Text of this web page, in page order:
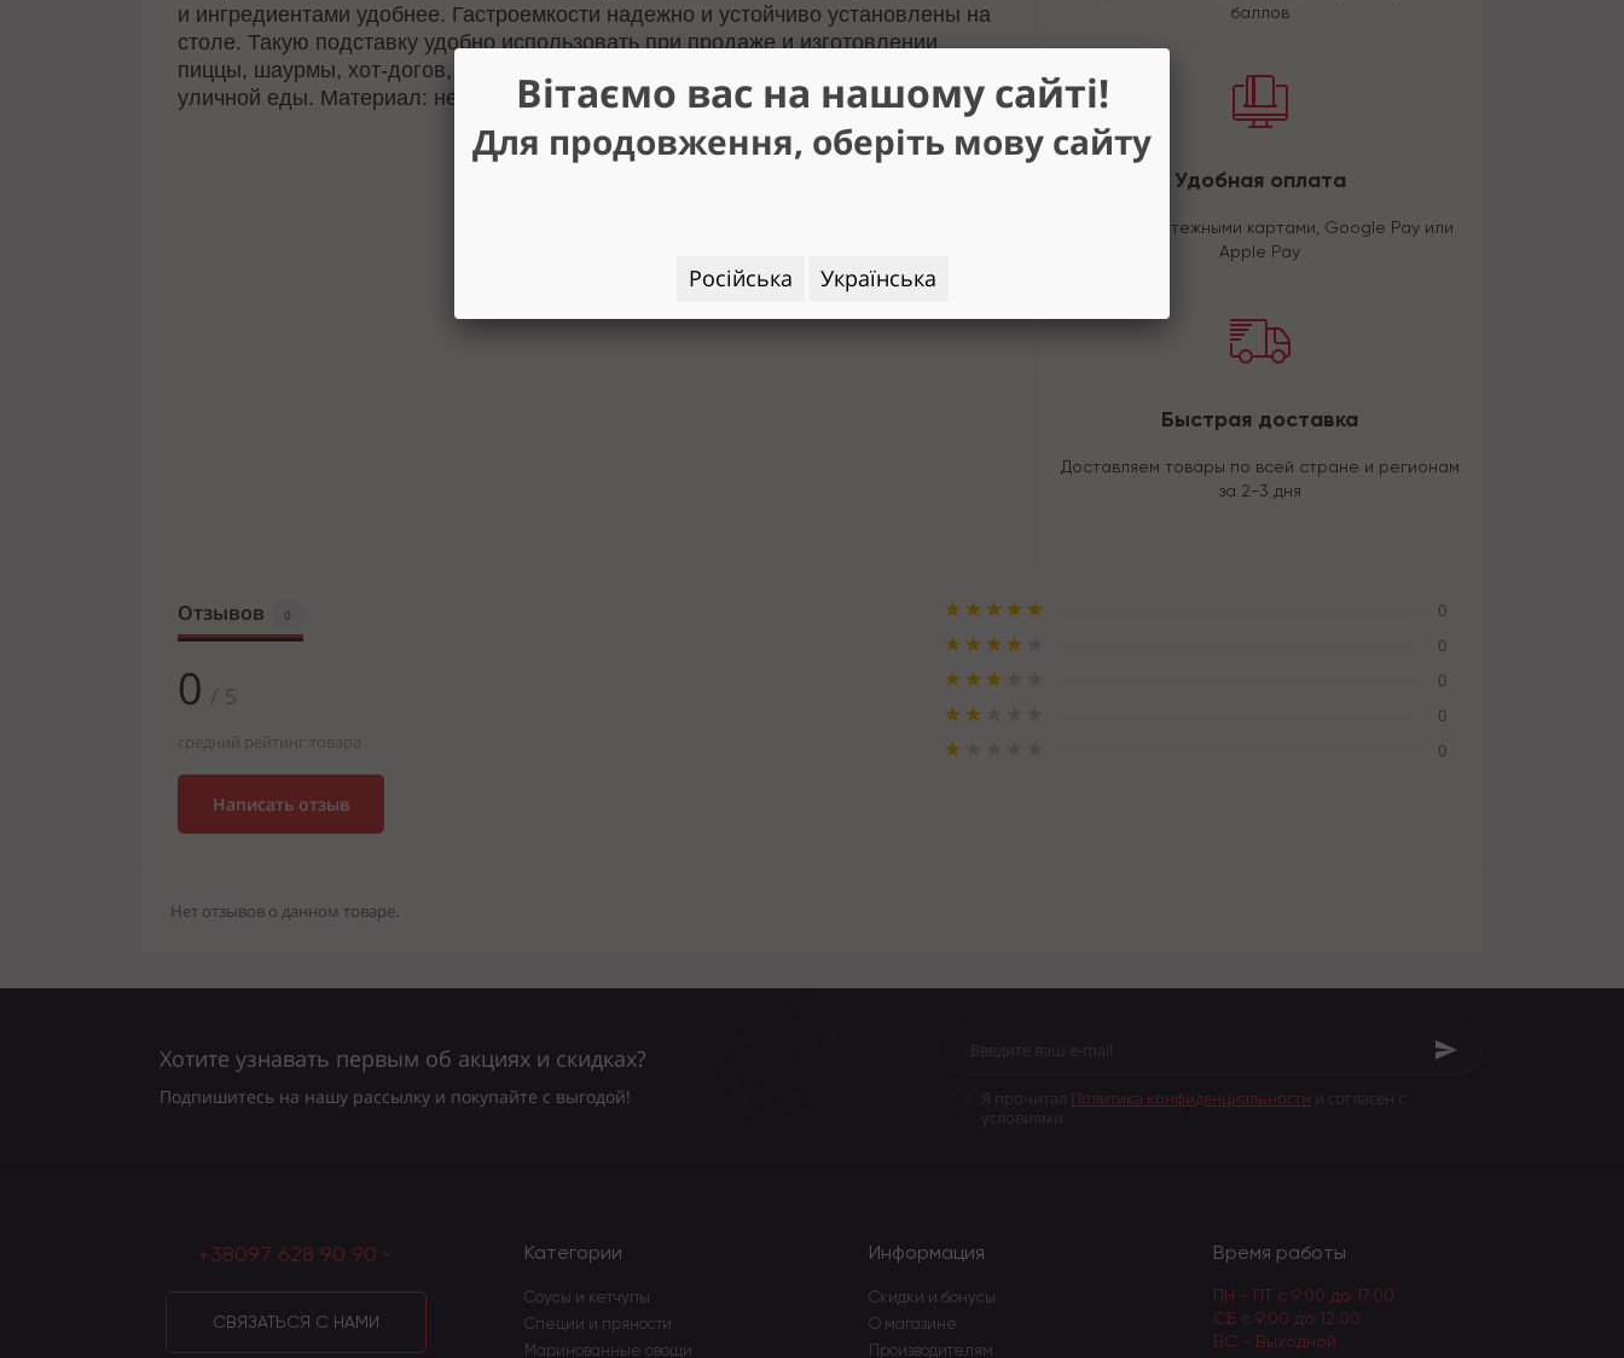
и ингредиентами удобнее. Гастроемкости надежно и устойчиво установлены на
столе. Такую подставку удобно использовать при продаже и изготовлении
пиццы, шаурмы, хот-догов, гамбургеров, мороженого, пончиков и других видов
уличной еды. Материал: нержавеющая сталь. Размер: 100х27 см.
баллов
Удобная оплата
Платите платежными картами, Google Pay или
Apple Pay
Быстрая доставка
Доставляем товары по всей стране и регионам
за 2-3 дня
Отзывов 0
0 / 5
средний рейтинг товара
Написать отзыв
0
0
0
0
0
Нет отзывов о данном товаре.
Хотите узнавать первым об акциях и скидках?
Подпишитесь на нашу рассылку и покупайте с выгодой! Я прочитал Политика конфиденциальности и согласен с
условиями
+38097 628 90 90
СВЯЗАТЬСЯ С НАМИ
Категории
Соусы и кетчупы
Специи и пряности
Маринованные овощи
Информация
Скидки и бонусы
О магазине
Производителям
Время работы
ПН - ПТ с 9:00 до 17:00
СБ с 9:00 до 12:00
ВС - Выходной
Вітаємо вас на нашому сайті!
Для продовження, оберіть мову сайту
Російська Українська